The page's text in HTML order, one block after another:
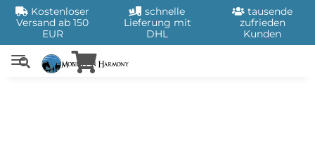
Kostenloser
Versand ab 150
EUR
schnelle
Lieferung mit
DHL
tausende
zufrieden
Kunden